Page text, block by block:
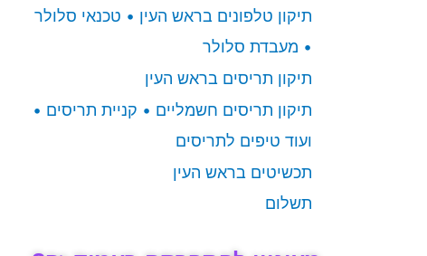
תיקון טלפונים בראש העין • טכנאי סלולר
• מעבדת סלולר
תיקון תריסים בראש העין
תיקון תריסים חשמליים • קניית תריסים •
ועוד טיפים לתריסים
תכשיטים בראש העין
תשלום